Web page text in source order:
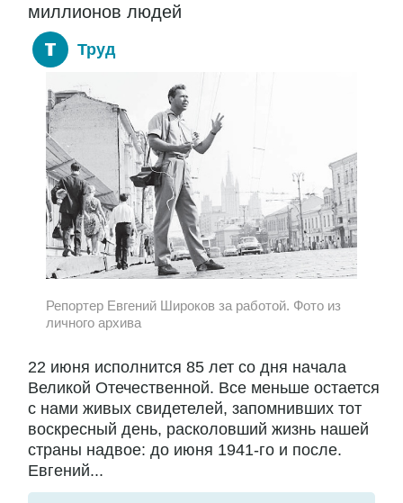
миллионов людей
Труд
Репортер Евгений Широков за работой. Фото из
личного архива
22 июня исполнится 85 лет со дня начала
Великой Отечественной. Все меньше остается
с нами живых свидетелей, запомнивших тот
воскресный день, расколовший жизнь нашей
страны надвое: до июня 1941-го и после.
Евгений...